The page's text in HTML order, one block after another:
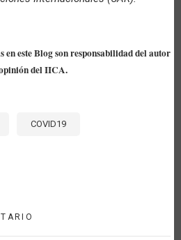
en este Blog son responsabilidad del autor
del IICA.
COVID19